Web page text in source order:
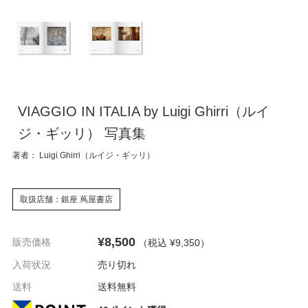
VIAGGIO IN ITALIA by Luigi Ghirri（ルイ
ジ・ギッリ） 写真集
著者： Luigi Ghirri（ルイジ・ギッリ）
取扱店舗：銀座 蔦屋書店
販売価格 ¥8,500 （税込 ¥9,350）
入荷状況
売り切れ
送料
送料無料